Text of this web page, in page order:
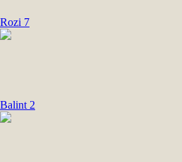
Rozi 7
Balint 2